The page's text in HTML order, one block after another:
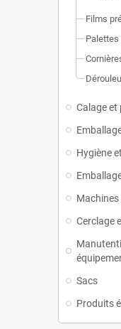
Films
Calage et
Hygiène
Cerclage
Sacs
Produits